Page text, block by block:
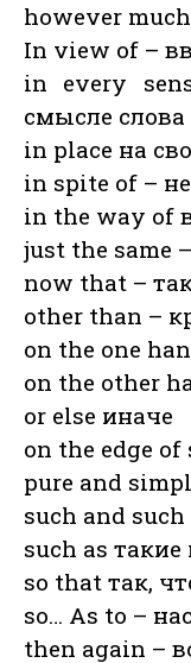
however
In view of –
in every
смысле слова
in place на
in spite of –
in the way of
just the same
now that –
other than –
on the one
on the other
or else иначе
on the edge
pure and
such and
such as такие
so that так,
so… As to –
then again –